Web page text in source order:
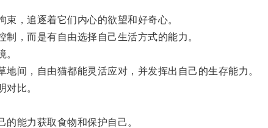
，追逐着它们内心的欲望和好奇心。
，而是有自由选择自己生活方式的能力。
，自由猫都能灵活应对，并发挥出自己的生存能力。
比。
能力获取食物和保护自己。